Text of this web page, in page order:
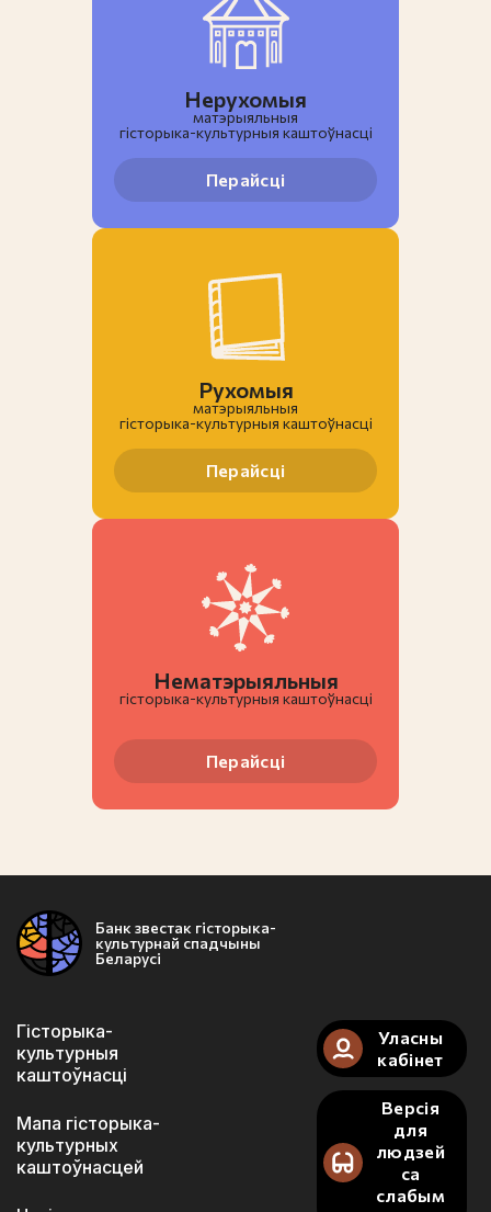
Нерухомыя
матэрыяльныя
гiсторыка-культурныя каштоўнасці
Перайсці
Рухомыя
матэрыяльныя
гiсторыка-культурныя каштоўнасці
Перайсці
Нематэрыяльныя
гiсторыка-культурныя каштоўнасці
Перайсці
Банк звестак гісторыка-
культурнай спадчыны
Беларусі
Гісторыка-
культурныя
каштоўнасці
Мапа гісторыка-
культурных
каштоўнасцей
Уласны
кабінет
Версія
для
людзей
са
слабым